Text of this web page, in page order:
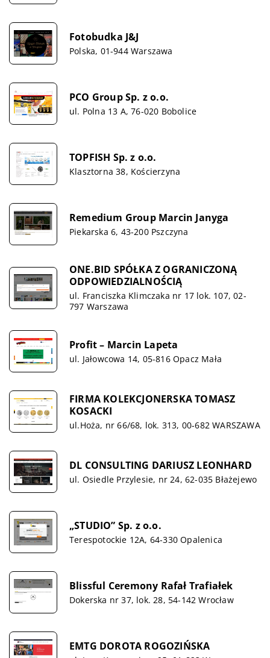
Fotobudka J&J
Polska, 01-944 Warszawa
PCO Group Sp. z o.o.
ul. Polna 13 A, 76-020 Bobolice
TOPFISH Sp. z o.o.
Klasztorna 38, Kościerzyna
Remedium Group Marcin Janyga
Piekarska 6, 43-200 Pszczyna
ONE.BID SPÓŁKA Z OGRANICZONĄ
ODPOWIEDZIALNOŚCIĄ
ul. Franciszka Klimczaka nr 17 lok. 107, 02-
797 Warszawa
Profit – Marcin Lapeta
ul. Jałowcowa 14, 05-816 Opacz Mała
FIRMA KOLEKCJONERSKA TOMASZ
KOSACKI
ul.Hoża, nr 66/68, lok. 313, 00-682 WARSZAWA
DL CONSULTING DARIUSZ LEONHARD
ul. Osiedle Przylesie, nr 24, 62-035 Błażejewo
„STUDIO” Sp. z o.o.
Terespotockie 12A, 64-330 Opalenica
Blissful Ceremony Rafał Trafiałek
Dokerska nr 37, lok. 28, 54-142 Wrocław
EMTG DOROTA ROGOZIŃSKA